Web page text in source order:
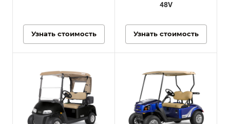
Узнать стоимость
48V
Узнать стоимость